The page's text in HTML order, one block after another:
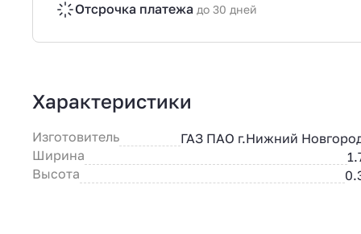
Отсрочка платежа до 30 дней
Характеристики
Изготовитель ГАЗ ПАО г.Нижний
Ширина
Высота